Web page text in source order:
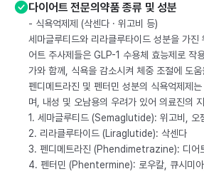
다이어트 전문의약품 종류 및 성분
- 식욕억제제 (삭센다 · 위고비 등)
세마글루티드와 리라클루타이드 성분을 가진
어트 주사제들은 GLP-1 수용체 효능제로 작
가와 함께, 식욕을 감소시켜 체중 조절에 도움
펜디메트라진 및 펜터민 성분의 식욕억제제
며, 내성 및 오남용의 우려가 있어 의료진의
1. 세마글루티드 (Semaglutide): 위고비, 오
2. 리라클루타이드 (Liraglutide): 삭센다
3. 펜디메트라진 (Phendimetrazine): 디어
4. 펜터민 (Phentermine): 로우칼, 큐시미아